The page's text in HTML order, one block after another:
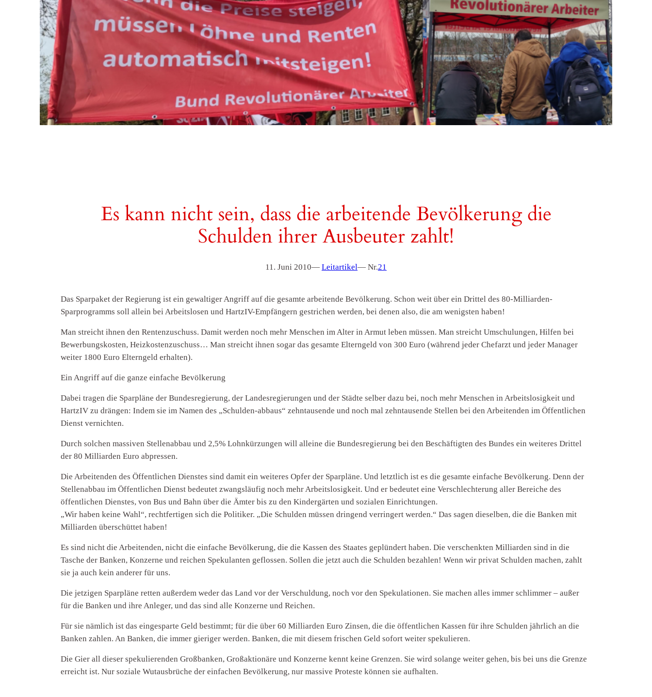
Es kann nicht sein, dass die arbeitende Bevölkerung die
Schulden ihrer Ausbeuter zahlt!
11. Juni 2010— Leitartikel— Nr.21
Das Sparpaket der Regierung ist ein gewaltiger Angriff auf die gesamte arbeitende Bevölkerung. Schon weit über ein Drittel des 80-Milliarden-
Sparprogramms soll allein bei Arbeitslosen und HartzIV-Empfängern gestrichen werden, bei denen also, die am wenigsten haben!
Man streicht ihnen den Rentenzuschuss. Damit werden noch mehr Menschen im Alter in Armut leben müssen. Man streicht Umschulungen, Hilfen bei
Bewerbungskosten, Heizkostenzuschuss… Man streicht ihnen sogar das gesamte Elterngeld von 300 Euro (während jeder Chefarzt und jeder Manager
weiter 1800 Euro Elterngeld erhalten).
Ein Angriff auf die ganze einfache Bevölkerung
Dabei tragen die Sparpläne der Bundesregierung, der Landesregierungen und der Städte selber dazu bei, noch mehr Menschen in Arbeitslosigkeit und
HartzIV zu drängen: Indem sie im Namen des „Schulden-abbaus“ zehntausende und noch mal zehntausende Stellen bei den Arbeitenden im Öffentlichen
Dienst vernichten.
Durch solchen massiven Stellenabbau und 2,5% Lohnkürzungen will alleine die Bundesregierung bei den Beschäftigten des Bundes ein weiteres Drittel
der 80 Milliarden Euro abpressen.
Die Arbeitenden des Öffentlichen Dienstes sind damit ein weiteres Opfer der Sparpläne. Und letztlich ist es die gesamte einfache Bevölkerung. Denn der
Stellenabbau im Öffentlichen Dienst bedeutet zwangsläufig noch mehr Arbeitslosigkeit. Und er bedeutet eine Verschlechterung aller Bereiche des
öffentlichen Dienstes, von Bus und Bahn über die Ämter bis zu den Kindergärten und sozialen Einrichtungen.
„Wir haben keine Wahl“, rechtfertigen sich die Politiker. „Die Schulden müssen dringend verringert werden.“ Das sagen dieselben, die die Banken mit
Milliarden überschüttet haben!
Es sind nicht die Arbeitenden, nicht die einfache Bevölkerung, die die Kassen des Staates geplündert haben. Die verschenkten Milliarden sind in die
Tasche der Banken, Konzerne und reichen Spekulanten geflossen. Sollen die jetzt auch die Schulden bezahlen! Wenn wir privat Schulden machen, zahlt
sie ja auch kein anderer für uns.
Die jetzigen Sparpläne retten außerdem weder das Land vor der Verschuldung, noch vor den Spekulationen. Sie machen alles immer schlimmer – außer
für die Banken und ihre Anleger, und das sind alle Konzerne und Reichen.
Für sie nämlich ist das eingesparte Geld bestimmt; für die über 60 Milliarden Euro Zinsen, die die öffentlichen Kassen für ihre Schulden jährlich an die
Banken zahlen. An Banken, die immer gieriger werden. Banken, die mit diesem frischen Geld sofort weiter spekulieren.
Die Gier all dieser spekulierenden Großbanken, Großaktionäre und Konzerne kennt keine Grenzen. Sie wird solange weiter gehen, bis bei uns die Grenze
erreicht ist. Nur soziale Wutausbrüche der einfachen Bevölkerung, nur massive Proteste können sie aufhalten.